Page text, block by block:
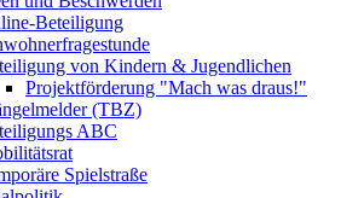
Beteiligung
von Kindern & Jugendlichen
Projektförderung "Mach was draus!"
(TBZ)
ABC
Spielstraße